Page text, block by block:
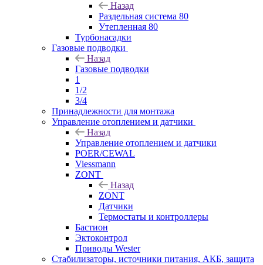
Назад
Раздельная система 80
Утепленная 80
Турбонасадки
Газовые подводки
Назад
Газовые подводки
1
1/2
3/4
Принадлежности для монтажа
Управление отоплением и датчики
Назад
Управление отоплением и датчики
POER/CEWAL
Viessmann
ZONT
Назад
ZONT
Датчики
Термостаты и контроллеры
Бастион
Эктоконтрол
Приводы Wester
Стабилизаторы, источники питания, АКБ, защита